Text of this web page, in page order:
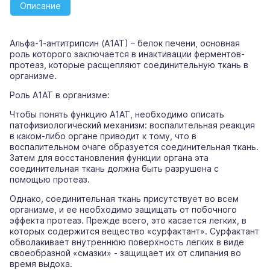
Описание
Альфа-1-антитрипсин (А1АТ) – белок печени, основная
роль которого заключается в инактивации ферментов-
протеаз, которые расщепляют соединительную ткань в
организме.
Роль А1АТ в организме:
Чтобы понять функцию А1АТ, необходимо описать
патофизиологический механизм: воспалительная реакция
в каком-либо органе приводит к тому, что в
воспалительном очаге образуется соединительная ткань.
Затем для восстановления функции органа эта
соединительная ткань должна быть разрушена с
помощью протеаз.
Однако, соединительная ткань присутствует во всем
организме, и ее необходимо защищать от побочного
эффекта протеаз. Прежде всего, это касается легких, в
которых содержится вещество «сурфактант». Сурфактант
обволакивает внутреннюю поверхность легких в виде
своеобразной «смазки» - защищает их от слипания во
время выдоха.